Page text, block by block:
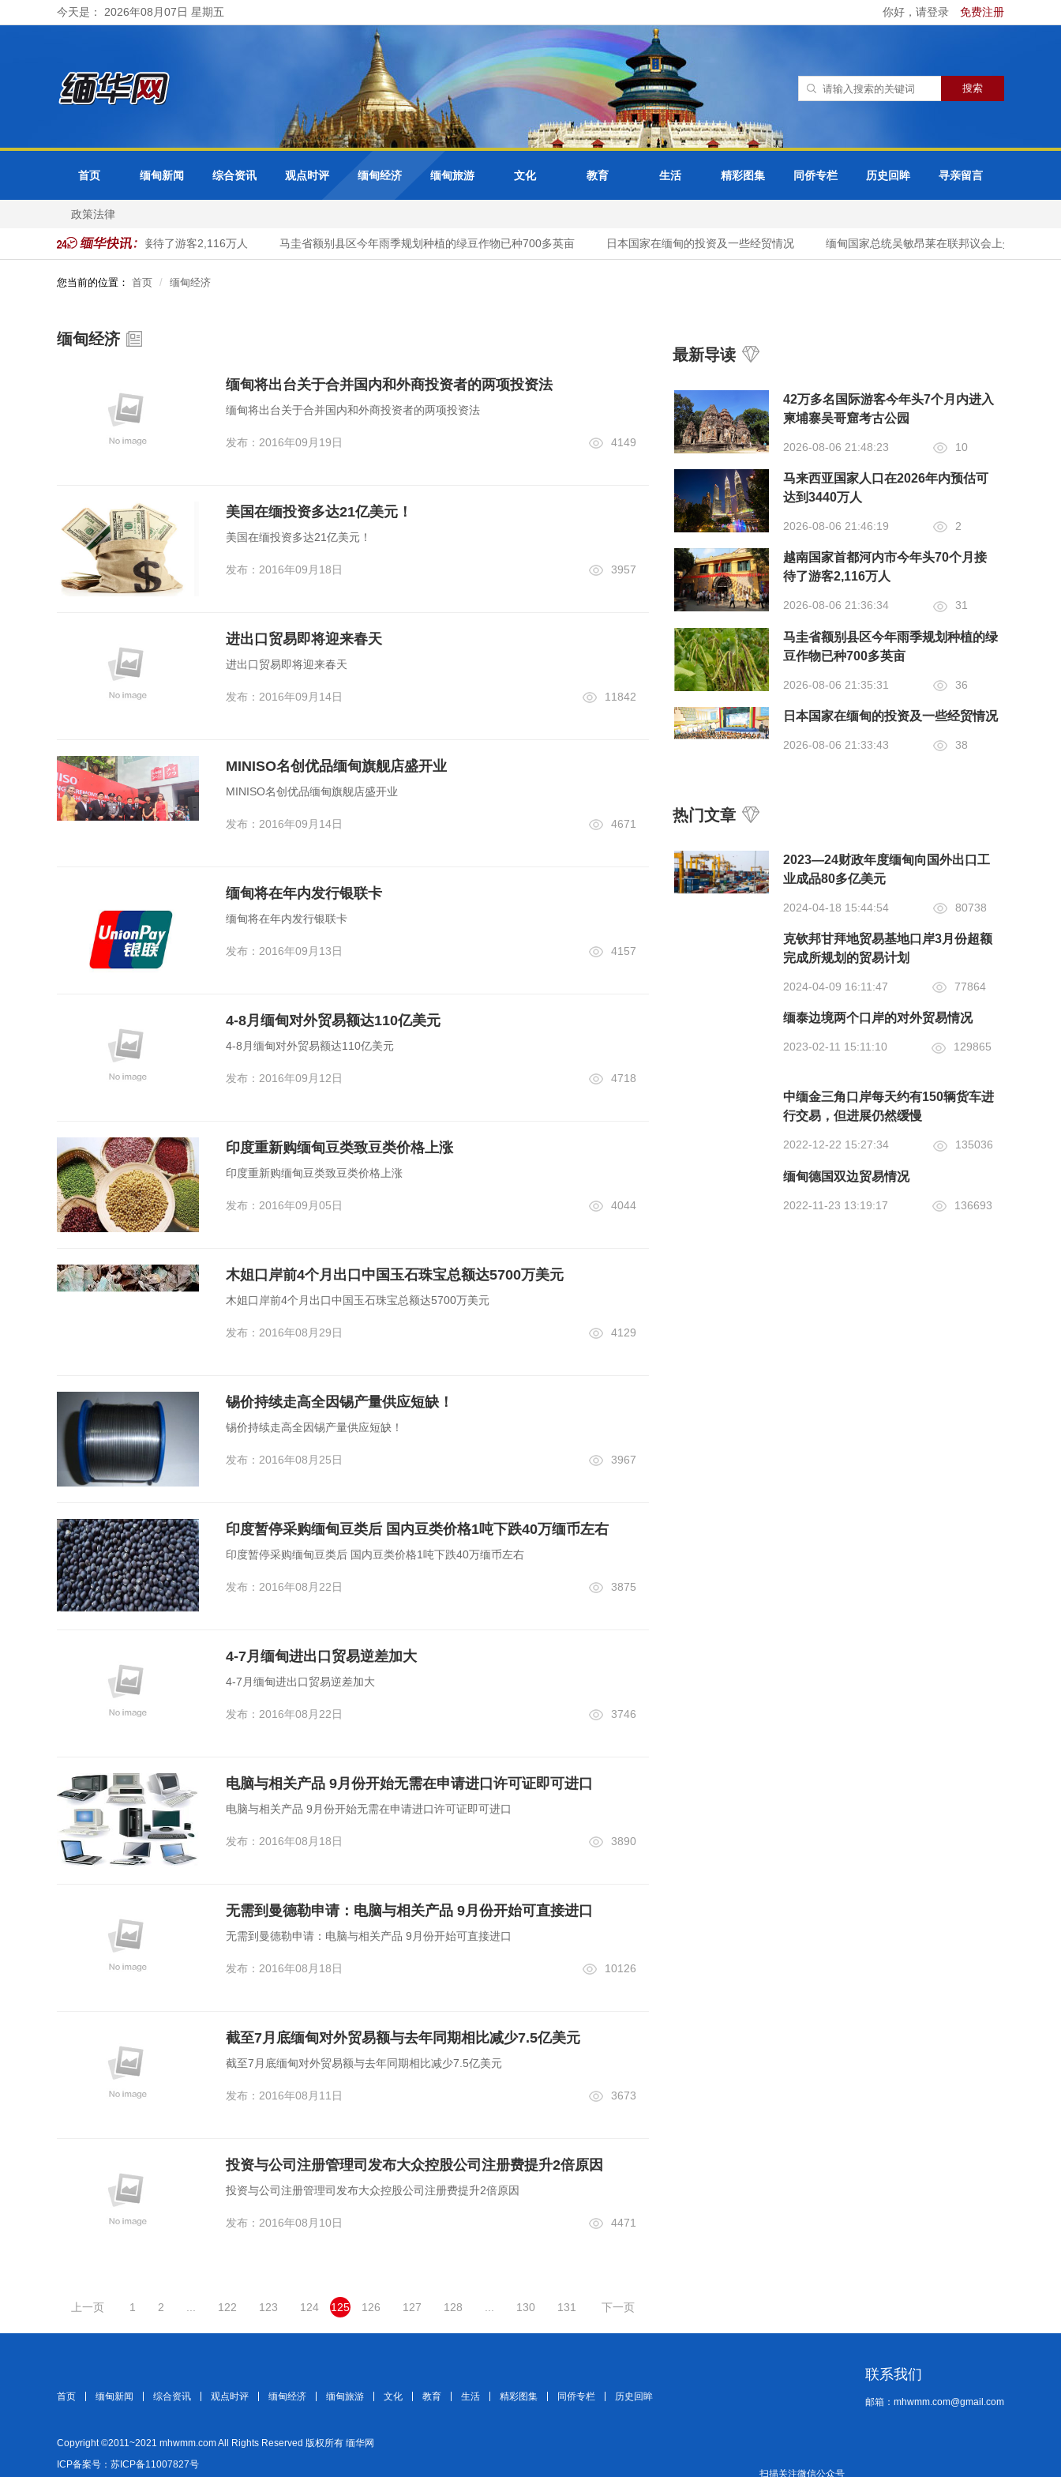
今天是： 2026年08月07日 星期五 你好，请登录 免费注册
首页 缅甸新闻 综合资讯 观点时评 缅甸经济 缅甸旅游 文化 教育 生活 精彩图集 同侨专栏 历史回眸 寻亲留言
政策法律
首都河内市今年头70个月接待了游客2,116万人 马圭省额别县区今年雨季规划种植的绿豆作物已种700多英亩 日本国家在缅甸的投资及一些经贸情况 缅甸国家总统吴敏昂莱在联邦议会上介绍缅甸国家
您当前的位置： 首页 缅甸经济
缅甸经济
缅甸将出台关于合并国内和外商投资者的两项投资法
缅甸将出台关于合并国内和外商投资者的两项投资法
发布：2016年09月19日 4149
美国在缅投资多达21亿美元！
美国在缅投资多达21亿美元！
发布：2016年09月18日 3957
进出口贸易即将迎来春天
进出口贸易即将迎来春天
发布：2016年09月14日 11842
MINISO名创优品缅甸旗舰店盛开业
MINISO名创优品缅甸旗舰店盛开业
发布：2016年09月14日 4671
缅甸将在年内发行银联卡
缅甸将在年内发行银联卡
发布：2016年09月13日 4157
4-8月缅甸对外贸易额达110亿美元
4-8月缅甸对外贸易额达110亿美元
发布：2016年09月12日 4718
印度重新购缅甸豆类致豆类价格上涨
印度重新购缅甸豆类致豆类价格上涨
发布：2016年09月05日 4044
木姐口岸前4个月出口中国玉石珠宝总额达5700万美元
木姐口岸前4个月出口中国玉石珠宝总额达5700万美元
发布：2016年08月29日 4129
锡价持续走高全因锡产量供应短缺！
锡价持续走高全因锡产量供应短缺！
发布：2016年08月25日 3967
印度暂停采购缅甸豆类后 国内豆类价格1吨下跌40万缅币左右
印度暂停采购缅甸豆类后 国内豆类价格1吨下跌40万缅币左右
发布：2016年08月22日 3875
4-7月缅甸进出口贸易逆差加大
4-7月缅甸进出口贸易逆差加大
发布：2016年08月22日 3746
电脑与相关产品 9月份开始无需在申请进口许可证即可进口
电脑与相关产品 9月份开始无需在申请进口许可证即可进口
发布：2016年08月18日 3890
无需到曼德勒申请：电脑与相关产品 9月份开始可直接进口
无需到曼德勒申请：电脑与相关产品 9月份开始可直接进口
发布：2016年08月18日 10126
截至7月底缅甸对外贸易额与去年同期相比减少7.5亿美元
截至7月底缅甸对外贸易额与去年同期相比减少7.5亿美元
发布：2016年08月11日 3673
投资与公司注册管理司发布大众控股公司注册费提升2倍原因
投资与公司注册管理司发布大众控股公司注册费提升2倍原因
发布：2016年08月10日 4471
上一页 1 2 122 123 124 125 126 127 128 130 131 下一页
最新导读
42万多名国际游客今年头7个月内进入
柬埔寨吴哥窟考古公园
2026-08-06 21:48:23 10
马来西亚国家人口在2026年内预估可
达到3440万人
2026-08-06 21:46:19 2
越南国家首都河内市今年头70个月接
待了游客2,116万人
2026-08-06 21:36:34 31
马圭省额别县区今年雨季规划种植的绿
豆作物已种700多英亩
2026-08-06 21:35:31 36
日本国家在缅甸的投资及一些经贸情况
2026-08-06 21:33:43 38
热门文章
2023—24财政年度缅甸向国外出口工
业成品80多亿美元
2024-04-18 15:44:54 80738
克钦邦甘拜地贸易基地口岸3月份超额
完成所规划的贸易计划
2024-04-09 16:11:47 77864
缅泰边境两个口岸的对外贸易情况
2023-02-11 15:11:10 129865
中缅金三角口岸每天约有150辆货车进
行交易，但进展仍然缓慢
2022-12-22 15:27:34 135036
缅甸德国双边贸易情况
2022-11-23 13:19:17 136693
首页 缅甸新闻 综合资讯 观点时评 缅甸经济 缅甸旅游 文化 教育 生活 精彩图集 同侨专栏 历史回眸
Copyright ©2011~2021 mhwmm.com All Rights Reserved 版权所有 缅华网
ICP备案号：苏ICP备11007827号
扫描关注微信公众号
联系我们
邮箱：mhwmm.com@gmail.com